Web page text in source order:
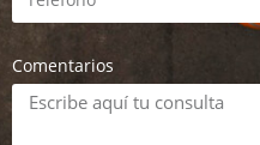
Comentarios